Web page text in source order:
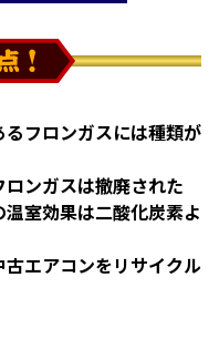
フロンガスには種類が
ンガスは撤廃された
室効果は二酸化炭素よ
エアコンをリサイクル